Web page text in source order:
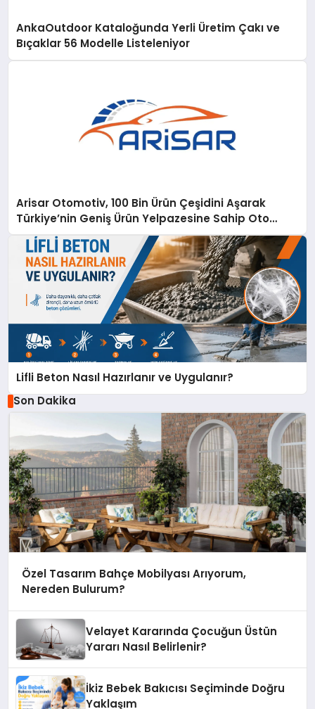
AnkaOutdoor Kataloğunda Yerli Üretim Çakı ve
Bıçaklar 56 Modelle Listeleniyor
Arisar Otomotiv, 100 Bin Ürün Çeşidini Aşarak
Türkiye’nin Geniş Ürün Yelpazesine Sahip Oto
Yedek Parça Platformlarından Biri Oldu
Lifli Beton Nasıl Hazırlanır ve Uygulanır?
Son Dakika
Özel Tasarım Bahçe Mobilyası Arıyorum,
Nereden Bulurum?
Velayet Kararında Çocuğun Üstün
Yararı Nasıl Belirlenir?
İkiz Bebek Bakıcısı Seçiminde Doğru
Yaklaşım